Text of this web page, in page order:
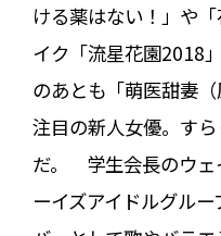
ける薬はない！」や
イク「流星花園2018
のあとも「萌医甜妻
注目の新人女優。す
だ。 学生会長のウェ
ーイズアイドルグル